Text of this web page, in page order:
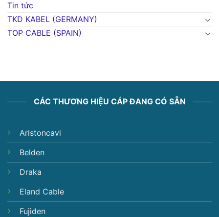
Tin tức
TKD KABEL (GERMANY)
TOP CABLE (SPAIN)
CÁC THƯƠNG HIỆU CÁP ĐANG CÓ SẴN
Aristoncavi
Belden
Draka
Eland Cable
Fujiden